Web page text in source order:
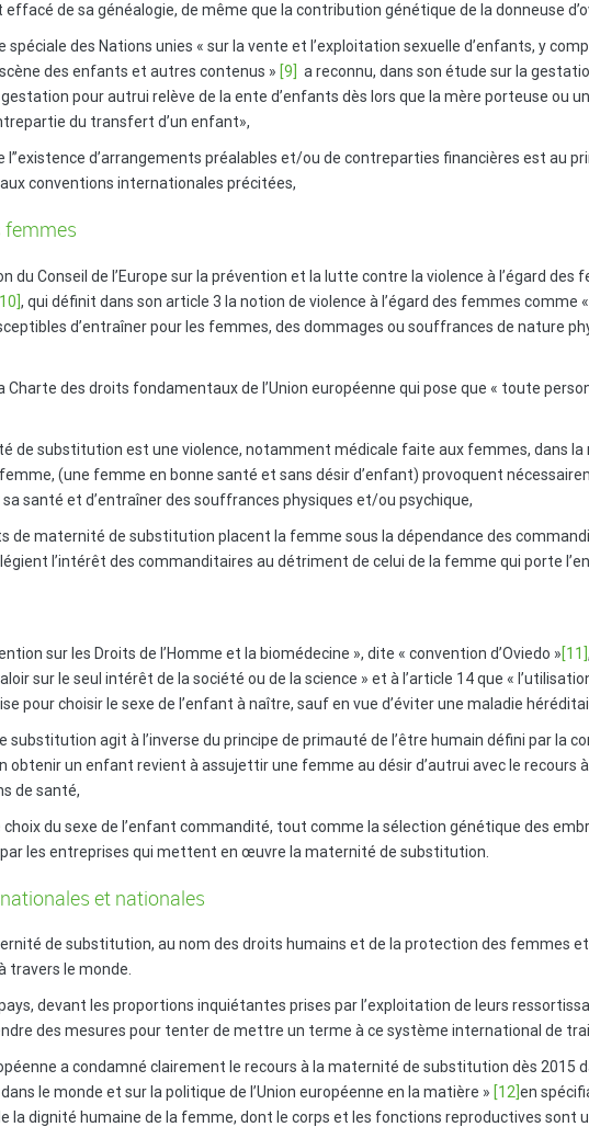
de sa généalogie, de même que la contribution génétique de la donneuse
spéciale des Nations unies « sur la vente et l’exploitation sexuelle d’enfants, y
des enfants et autres contenus » [9]
a reconnu, dans son étude sur la
gestation pour autrui relève de la ente d’enfants dès lors que la mère porteuse ou
du transfert d’un enfant»,
l’’existence d’arrangements préalables et/ou de contreparties financières est au
conventions internationales précitées,
femmes
du Conseil de l’Europe sur la prévention et la lutte contre la violence à l’égard
, qui définit dans son article 3 la notion de violence à l’égard des femmes comme
d’entraîner pour les femmes, des dommages ou souffrances de nature
Charte des droits fondamentaux de l’Union européenne qui pose que « toute
de substitution est une violence, notamment médicale faite aux femmes, dans la
(une femme en bonne santé et sans désir d’enfant) provoquent
santé et d’entraîner des souffrances physiques et/ou psychique,
de maternité de substitution placent la femme sous la dépendance des
l’intérêt des commanditaires au détriment de celui de la femme qui porte
sur les Droits de l’Homme et la biomédecine », dite « convention d’Oviedo »[11]
sur le seul intérêt de la société ou de la science » et à l’article 14 que «
pour choisir le sexe de l’enfant à naître, sauf en vue d’éviter une maladie
agit à l’inverse du principe de primauté de l’être humain défini par la
obtenir un enfant revient à assujettir une femme au désir d’autrui avec le
de santé,
choix du sexe de l’enfant commandité, tout comme la sélection génétique des
les entreprises qui mettent en œuvre la maternité de substitution.
et nationales
de substitution, au nom des droits humains et de la protection des femmes
travers le monde.
devant les proportions inquiétantes prises par l’exploitation de leurs
des mesures pour tenter de mettre un terme à ce système international de
a condamné clairement le recours à la maternité de substitution dès 2015
le monde et sur la politique de l’Union européenne en la matière » [12] en
la dignité humaine de la femme, dont le corps et les fonctions reproductives sont